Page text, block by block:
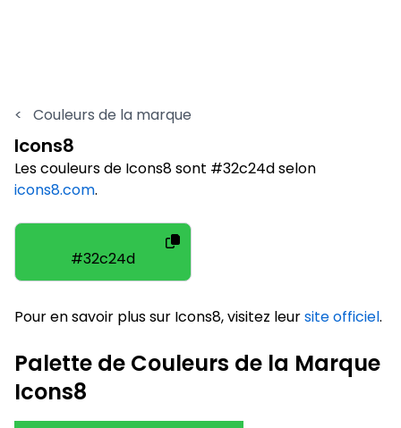
< Couleurs de la marque
Icons8
Les couleurs de Icons8 sont #32c24d selon
icons8.com.
#32c24d
Pour en savoir plus sur Icons8, visitez leursite officiel.
Palette de Couleurs de la Marque
Icons8